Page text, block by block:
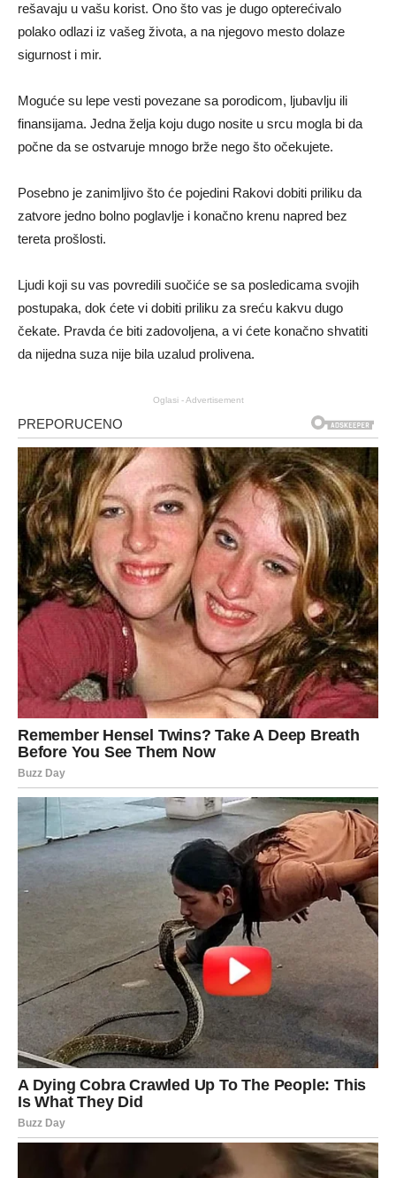
rešavaju u vašu korist. Ono što vas je dugo opterećivalo
polako odlazi iz vašeg života, a na njegovo mesto dolaze
sigurnost i mir.
Moguće su lepe vesti povezane sa porodicom, ljubavlju ili
finansijama. Jedna želja koju dugo nosite u srcu mogla bi da
počne da se ostvaruje mnogo brže nego što očekujete.
Posebno je zanimljivo što će pojedini Rakovi dobiti priliku da
zatvore jedno bolno poglavlje i konačno krenu napred bez
tereta prošlosti.
Ljudi koji su vas povredili suočiće se sa posledicama svojih
postupaka, dok ćete vi dobiti priliku za sreću kakvu dugo
čekate. Pravda će biti zadovoljena, a vi ćete konačno shvatiti
da nijedna suza nije bila uzalud prolivena.
Oglasi - Advertisement